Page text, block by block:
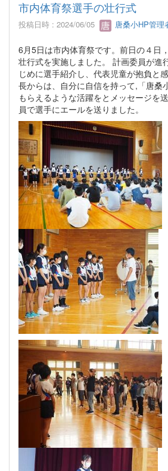
市内体育祭選手の壮行式
投稿日時 : 2024/06/05 唐桑小HP管理
6月5日は市内体育祭です。前日の４日
壮行式を実施しました。 計画委員が進
じめに選手紹介し、代表児童が抱負と
長からは、自分に自信を持って,「唐桑
もらえるような活躍をとメッセージを
員で選手にエールを送りました。